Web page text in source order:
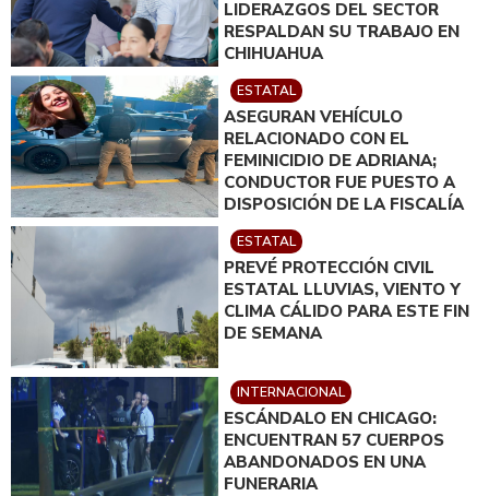
LIDERAZGOS DEL SECTOR
RESPALDAN SU TRABAJO EN
CHIHUAHUA
ESTATAL
ASEGURAN VEHÍCULO
RELACIONADO CON EL
FEMINICIDIO DE ADRIANA;
CONDUCTOR FUE PUESTO A
DISPOSICIÓN DE LA FISCALÍA
ESTATAL
PREVÉ PROTECCIÓN CIVIL
ESTATAL LLUVIAS, VIENTO Y
CLIMA CÁLIDO PARA ESTE FIN
DE SEMANA
INTERNACIONAL
ESCÁNDALO EN CHICAGO:
ENCUENTRAN 57 CUERPOS
ABANDONADOS EN UNA
FUNERARIA